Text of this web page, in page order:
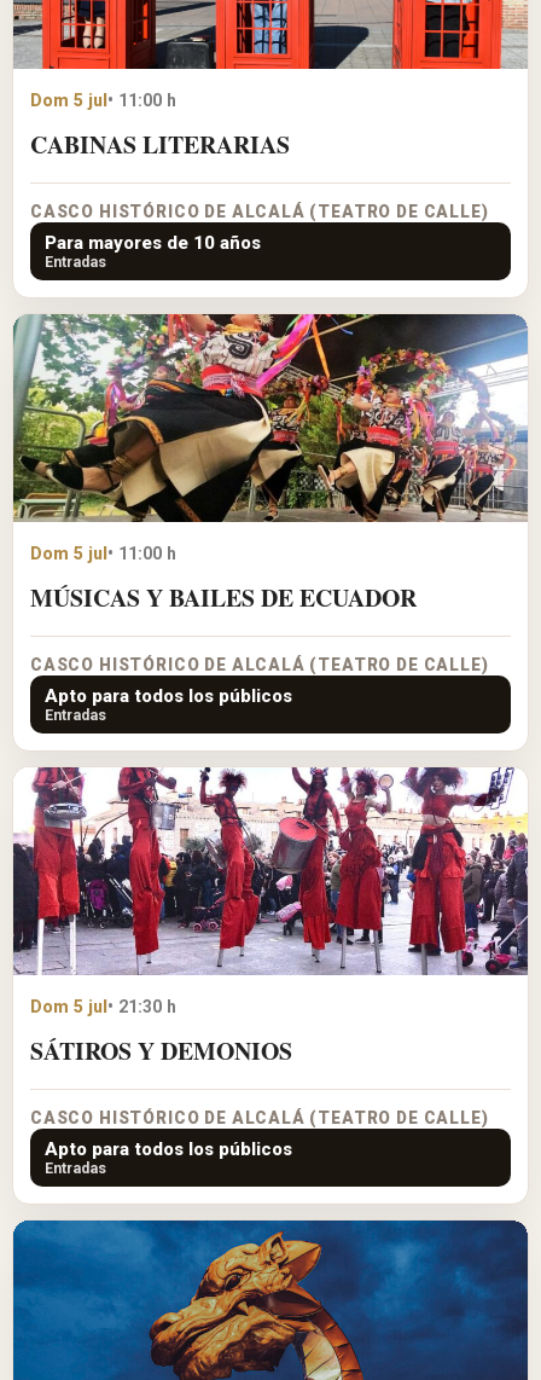
Dom 5 jul • 11:00 h
CABINAS LITERARIAS
CASCO HISTÓRICO DE ALCALÁ (TEATRO DE CALLE)
Para mayores de 10 años
Entradas
Dom 5 jul • 11:00 h
MÚSICAS Y BAILES DE ECUADOR
CASCO HISTÓRICO DE ALCALÁ (TEATRO DE CALLE)
Apto para todos los públicos
Entradas
Dom 5 jul • 21:30 h
SÁTIROS Y DEMONIOS
CASCO HISTÓRICO DE ALCALÁ (TEATRO DE CALLE)
Apto para todos los públicos
Entradas